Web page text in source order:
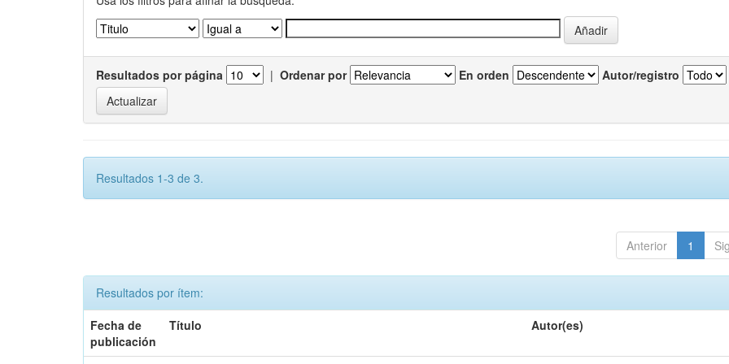
Resultados por página | Ordenar por En orden Autor/registro
Resultados 1-3 de 3.
Anterior 1
Resultados por ítem:
Fecha de
publicación
Título Autor(es)